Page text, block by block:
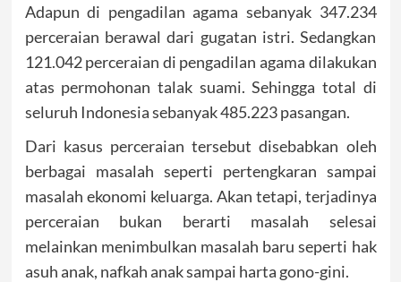
Adapun di pengadilan agama sebanyak 347.234
perceraian berawal dari gugatan istri. Sedangkan
121.042 perceraian di pengadilan agama dilakukan
atas permohonan talak suami. Sehingga total di
seluruh Indonesia sebanyak 485.223 pasangan.
Dari kasus perceraian tersebut disebabkan oleh
berbagai masalah seperti pertengkaran sampai
masalah ekonomi keluarga. Akan tetapi, terjadinya
perceraian bukan berarti masalah selesai
melainkan menimbulkan masalah baru seperti hak
asuh anak, nafkah anaksampai harta gono-gini.